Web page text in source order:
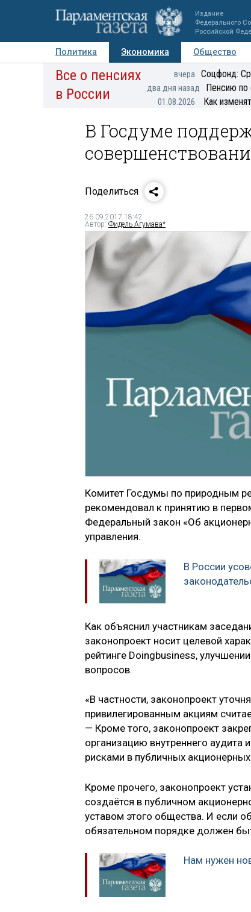
Издание
Федерального
Российской
Политика Экономика Общество
Авторы Персоны Мнения
Все о пенсиях
в России
вчера Соцфонд:
два дня назад Пенсию по
01.08.2026 Как
В Госдуме
Поделиться
26.09.2017 18:42
Автор: Фидель Агумава*
Комитет Госдумы по природным
рекомендовал к принятию в
Федеральный закон «Об
управления.
В России
Как объяснил участникам
законопроект носит целевой
рейтинге Doingbusiness,
вопросов.
«В частности, законопроект
привилегированным акциям
— Кроме того, законопроект
организацию внутреннего аудита
рисками в публичных
Кроме прочего, законопроект
создаётся в публичном
уставом этого общества. И если
обязательном порядке должен
Нам нужен